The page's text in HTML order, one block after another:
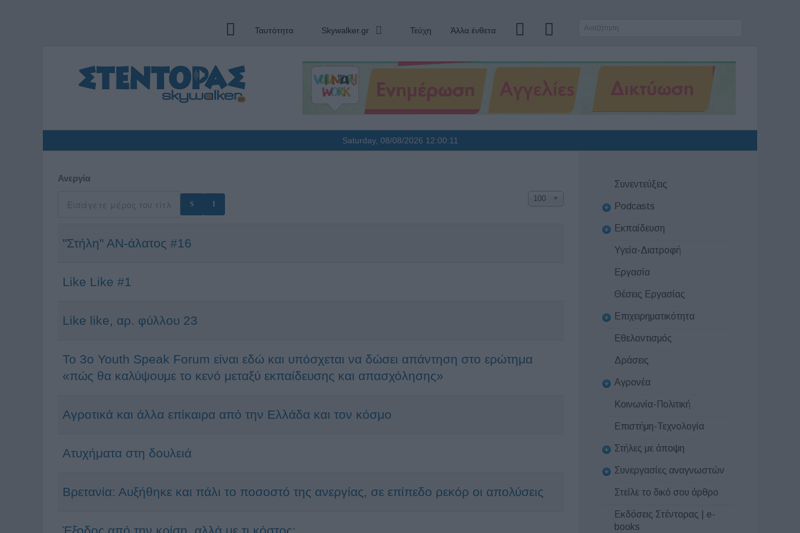
Ταυτότητα Skywalker.gr Τεύχη Άλλα ένθετα
Saturday, 08/08/2026 12:00:11
Ανεργία
100
"Στήλη" ΑΝ-άλατος #16
Like Like #1
Like like, αρ. φύλλου 23
To 3o Youth Speak Forum είναι εδώ και υπόσχεται να δώσει απάντηση στο ερώτημα
«πώς θα καλύψουμε το κενό μεταξύ εκπαίδευσης και απασχόλησης»
Αγροτικά και άλλα επίκαιρα από την Ελλάδα και τον κόσμο
Ατυχήματα στη δουλειά
Βρετανία: Αυξήθηκε και πάλι το ποσοστό της ανεργίας, σε επίπεδο ρεκόρ οι απολύσεις
Συνεντεύξεις
Podcasts
Εκπαίδευση
Υγεία-Διατροφή
Εργασία
Θέσεις Εργασίας
Επιχειρηματικότητα
Εθελοντισμός
Δράσεις
Αγρονέα
Κοινωνία-Πολιτική
Επιστήμη-Τεχνολογία
Στήλες με άποψη
Συνεργασίες αναγνωστών
Στείλε το δικό σου άρθρο
Εκδόσεις Στέντορας | e-
books